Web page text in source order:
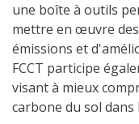
une boîte à outils
mettre en œuvre
émissions et
FCCT participe
visant à mieux
carbone du sol